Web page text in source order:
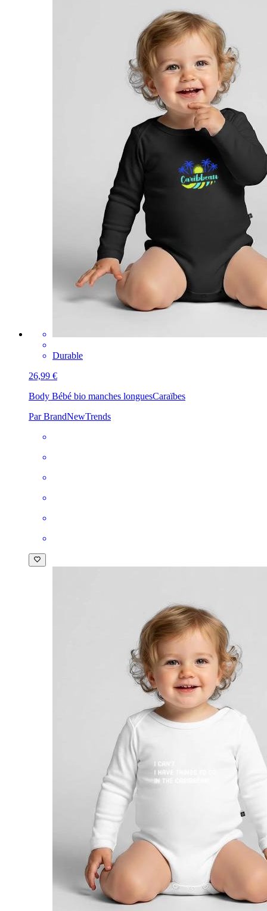
Durable
26,99 €
Body Bébé bio manches longuesCaraïbes
Par BrandNewTrends